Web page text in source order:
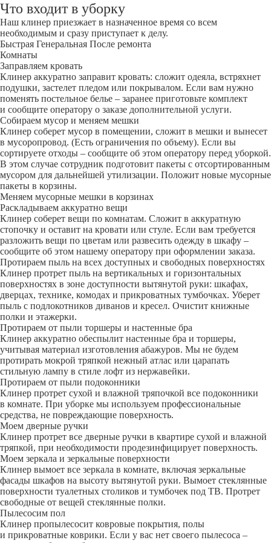
Что входит в уборку
Наш клинер приезжает в назначенное время со всем
необходимым и сразу приступает к делу.
Быстрая Генеральная После ремонта
Комнаты
Заправляем кровать
Клинер аккуратно заправит кровать: сложит одеяла, встряхнет
подушки, застелет пледом или покрывалом. Если вам нужно
поменять постельное белье – заранее приготовьте комплект
и сообщите оператору о заказе дополнительной услуги.
Собираем мусор и меняем мешки
Клинер соберет мусор в помещении, сложит в мешки и вынесет
в мусоропровод. (Есть ограничения по объему). Если вы
сортируете отходы – сообщите об этом оператору перед уборкой.
В этом случае сотрудник подготовит пакеты с отсортированным
мусором для дальнейшей утилизации. Положит новые мусорные
пакеты в корзины.
Меняем мусорные мешки в корзинах
Раскладываем аккуратно вещи
Клинер соберет вещи по комнатам. Сложит в аккуратную
стопочку и оставит на кровати или стуле. Если вам требуется
разложить вещи по цветам или развесить одежду в шкафу –
сообщите об этом нашему оператору при оформлении заказа.
Протираем пыль на всех доступных и свободных поверхностях
Клинер протрет пыль на вертикальных и горизонтальных
поверхностях в зоне доступности вытянутой руки: шкафах,
дверцах, технике, комодах и прикроватных тумбочках. Уберет
пыль с подлокотников диванов и кресел. Очистит книжные
полки и этажерки.
Протираем от пыли торшеры и настенные бра
Клинер аккуратно обеспылит настенные бра и торшеры,
учитывая материал изготовления абажуров. Мы не будем
протирать мокрой тряпкой нежный атлас или царапать
стильную лампу в стиле лофт из нержавейки.
Протираем от пыли подоконники
Клинер протрет сухой и влажной тряпочкой все подоконники
в комнате. При уборке мы используем профессиональные
средства, не повреждающие поверхность.
Моем дверные ручки
Клинер протрет все дверные ручки в квартире сухой и влажной
тряпкой, при необходимости продезинфицирует поверхность.
Моем зеркала и зеркальные поверхности
Клинер вымоет все зеркала в комнате, включая зеркальные
фасады шкафов на высоту вытянутой руки. Вымоет стеклянные
поверхности туалетных столиков и тумбочек под ТВ. Протрет
свободные от вещей стеклянные полки.
Пылесосим пол
Клинер пропылесосит ковровые покрытия, полы
и прикроватные коврики. Если у вас нет своего пылесоса –